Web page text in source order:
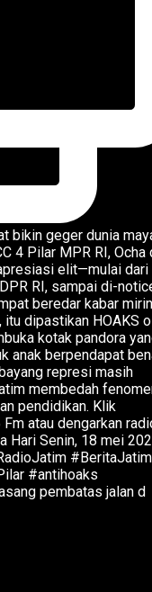
pembatas jalan d